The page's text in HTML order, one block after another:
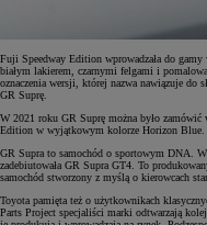
Fuji Speedway Edition wprowadzała do
białym lakierem, czarnymi felgami i
oznaczenia wersji, której nazwa nawiązuje do
GR Suprę.
W 2021 roku GR Suprę można było zamówić
Edition w wyjątkowym kolorze Horizon Blue.
GR Supra to samochód o sportowym DNA.
zadebiutowała GR Supra GT4. To
samochód stworzony z myślą o kierowcach
Toyota pamięta też o użytkownikach
Parts Project specjaliści marki odtwarzają